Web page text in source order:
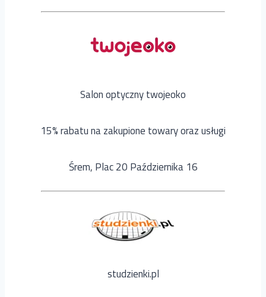
Salon optyczny twojeoko
15% rabatu na zakupione towary oraz usługi
Śrem, Plac 20 Października 16
studzienki.pl